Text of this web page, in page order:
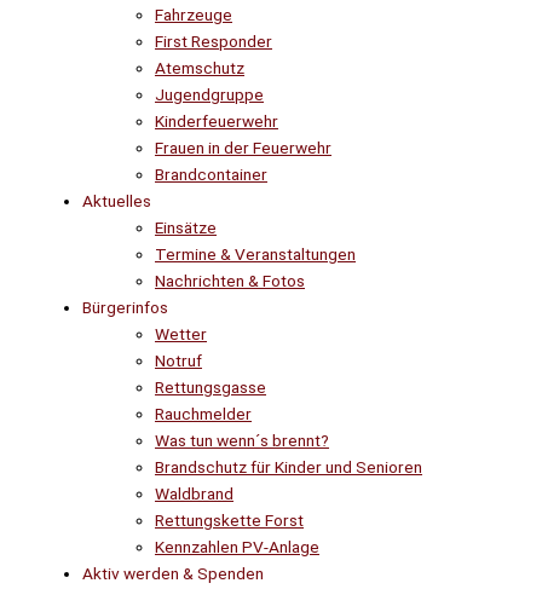
Fahrzeuge
First Responder
Atemschutz
Jugendgruppe
Kinderfeuerwehr
Frauen in der Feuerwehr
Brandcontainer
Aktuelles
Einsätze
Termine & Veranstaltungen
Nachrichten & Fotos
Bürgerinfos
Wetter
Notruf
Rettungsgasse
Rauchmelder
Was tun wenn´s brennt?
Brandschutz für Kinder und Senioren
Waldbrand
Rettungskette Forst
Kennzahlen PV-Anlage
Aktiv werden & Spenden